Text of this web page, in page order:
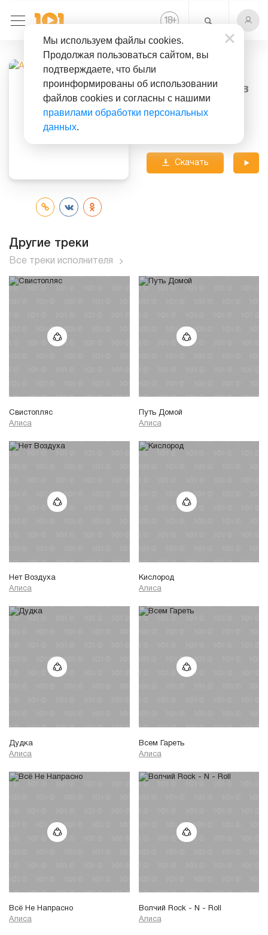
18+
Слушать бесплатно
Песня Без Слов
Исполнитель:
Скачать
Другие треки
Все треки исполнителя
Свистопляс
Алиса
Путь Домой
Алиса
Нет Воздуха
Алиса
Кислород
Алиса
Дудка
Алиса
Всем Гареть
Алиса
Всё Не Напрасно
Алиса
Волчий Rock - N - Roll
Алиса
Мы используем файлы cookies.
Продолжая пользоваться сайтом, вы
подтверждаете, что были
проинформированы об использовании
файлов cookies и согласны с нашими
правилами обработки персональных
данных.